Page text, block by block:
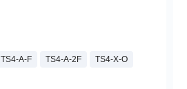
TS4-A-F TS4-A-2F TS4-X-O